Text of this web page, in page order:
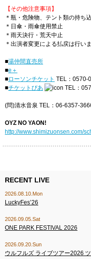
【その他注意事項】
＊瓶・危険物、テント類の持ち
＊日傘・雨傘使用禁止
＊雨天決行・荒天中止
＊出演者変更による払戻は行い
■湯仲間直売所
■e＋
■ローソンチケット TEL：0570-
■チケットぴあ TEL：
(問)清水音泉 TEL：06-6357-
OYZ NO YAON!
http://www.shimizuonsen.com/
RECENT LIVE
2026.08.10.Mon
LuckyFes’26
2026.09.05.Sat
ONE PARK FESTIVAL 2026
2026.09.20.Sun
ウルフルズ ライブツアー2026